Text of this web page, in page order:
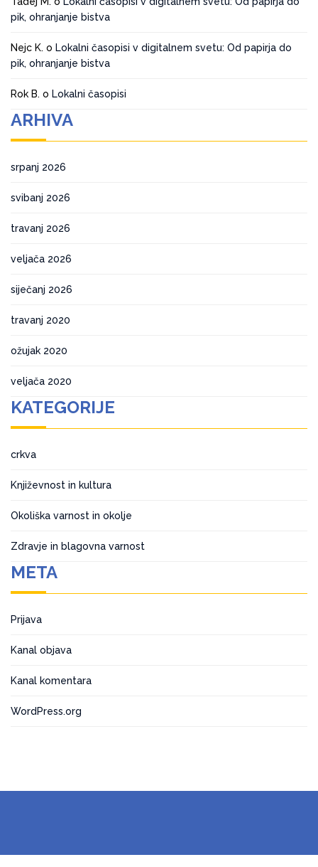
pik, ohranjanje bistva
Nejc K. o Lokalni časopisi v digitalnem svetu: Od papirja do
pik, ohranjanje bistva
Rok B. o Lokalni časopisi
ARHIVA
srpanj 2026
svibanj 2026
travanj 2026
veljača 2026
siječanj 2026
travanj 2020
ožujak 2020
veljača 2020
KATEGORIJE
crkva
Književnost in kultura
Okoliška varnost in okolje
Zdravje in blagovna varnost
META
Prijava
Kanal objava
Kanal komentara
WordPress.org